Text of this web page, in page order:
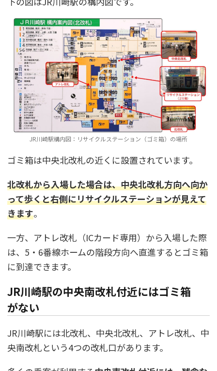
JR川崎駅構内図：リサイクルステーション（ゴミ箱）の場所
ゴミ箱は中央北改札の近くに設置されています。
北改札から入場した場合は、中央北改札方向へ向か
って歩くと右側にリサイクルステーションが見えて
きます。
一方、アトレ改札（ICカード専用）から入場した際
は、5・6番線ホームの階段方向へ直進するとゴミ箱
に到達できます。
JR川崎駅の中央南改札付近にはゴミ箱
がない
JR川崎駅には北改札、中央北改札、アトレ改札、中
央南改札という4つの改札口があります。